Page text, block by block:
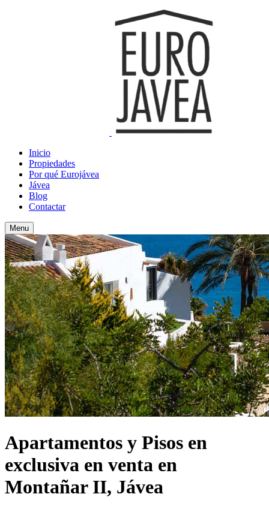
Inicio
Propiedades
Por qué Eurojávea
Jávea
Blog
Contactar
Menu
Apartamentos y Pisos en
exclusiva en venta en
Montañar II, Jávea